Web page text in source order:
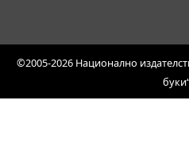
©2005-2026 Национално